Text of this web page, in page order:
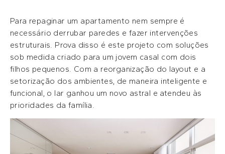
Para repaginar um apartamento nem sempre é
necessário derrubar paredes e fazer intervenções
estruturais. Prova disso é este projeto com soluções
sob medida criado para um jovem casal com dois
filhos pequenos. Com a reorganização do layout e a
setorização dos ambientes, de maneira inteligente e
funcional, o lar ganhou um novo astral e atendeu às
prioridades da família.